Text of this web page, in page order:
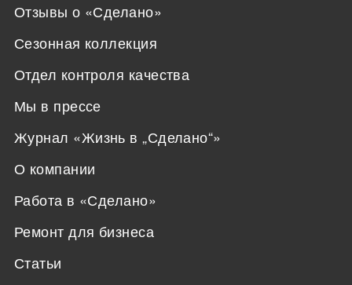
Отзывы о «Сделано»
Сезонная коллекция
Отдел контроля качества
Мы в прессе
Журнал «Жизнь в „Сделано“»
О компании
Работа в «Сделано»
Ремонт для бизнеса
Статьи